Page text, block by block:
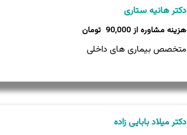
دکتر هانیه ستاری
90,000
متخصص بیماری های داخلی
دکتر میلاد بابایی زاده